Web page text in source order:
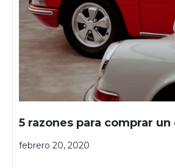
5 razones para comprar
febrero 20, 2020